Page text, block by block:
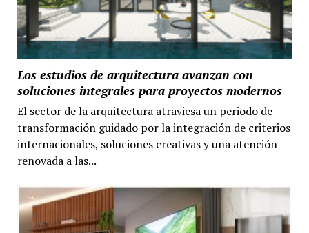
Los estudios de arquitectura avanzan con
soluciones integrales para proyectos modernos
El sector de la arquitectura atraviesa un periodo de
transformación guidado por la integración de criterios
internacionales, soluciones creativas y una atención
renovada a las...